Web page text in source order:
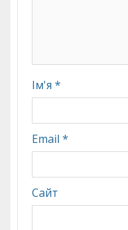
Ім'я *
Email *
Сайт